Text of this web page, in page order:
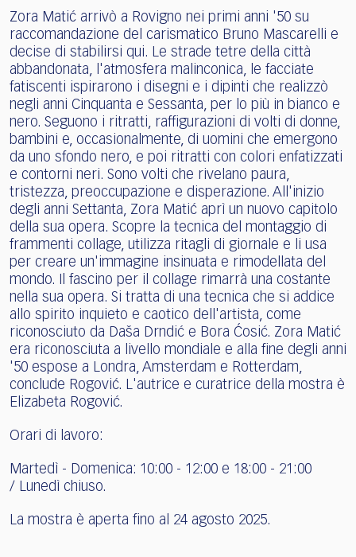
Zora Matić arrivò a Rovigno nei primi anni '50 su
raccomandazione del carismatico Bruno Mascarelli e
decise di stabilirsi qui. Le strade tetre della città
abbandonata, l'atmosfera malinconica, le facciate
fatiscenti ispirarono i disegni e i dipinti che realizzò
negli anni Cinquanta e Sessanta, per lo più in bianco e
nero. Seguono i ritratti, raffigurazioni di volti di donne,
bambini e, occasionalmente, di uomini che emergono
da uno sfondo nero, e poi ritratti con colori enfatizzati
e contorni neri. Sono volti che rivelano paura,
tristezza, preoccupazione e disperazione. All'inizio
degli anni Settanta, Zora Matić aprì un nuovo capitolo
della sua opera. Scopre la tecnica del montaggio di
frammenti collage, utilizza ritagli di giornale e li usa
per creare un'immagine insinuata e rimodellata del
mondo. Il fascino per il collage rimarrà una costante
nella sua opera. Si tratta di una tecnica che si addice
allo spirito inquieto e caotico dell'artista, come
riconosciuto da Daša Drndić e Bora Ćosić. Zora Matić
era riconosciuta a livello mondiale e alla fine degli anni
'50 espose a Londra, Amsterdam e Rotterdam,
conclude Rogović. L'autrice e curatrice della mostra è
Elizabeta Rogović.
Orari di lavoro:
Martedì - Domenica: 10:00 - 12:00 e 18:00 - 21:00
/ Lunedì chiuso.
La mostra è aperta fino al 24 agosto 2025.